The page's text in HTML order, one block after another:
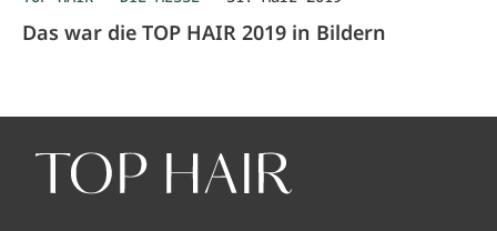
Das war die TOP HAIR 2019 in Bildern